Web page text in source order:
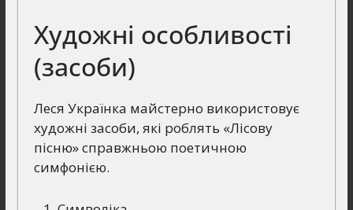
Художні особливості
(засоби)
Леся Українка майстерно використовує
художні засоби, які роблять «Лісову
пісню» справжньою поетичною
симфонією.